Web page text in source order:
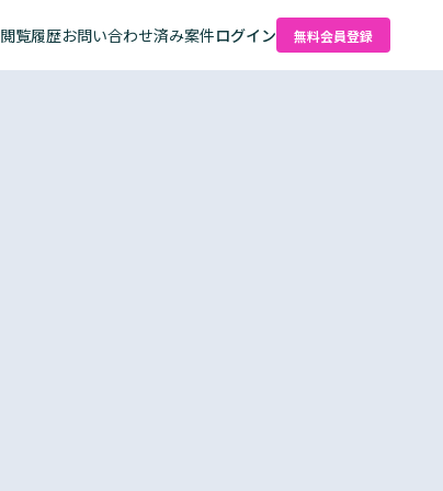
閲覧履歴お問い合わせ済み案件ログイン 無料会員登録